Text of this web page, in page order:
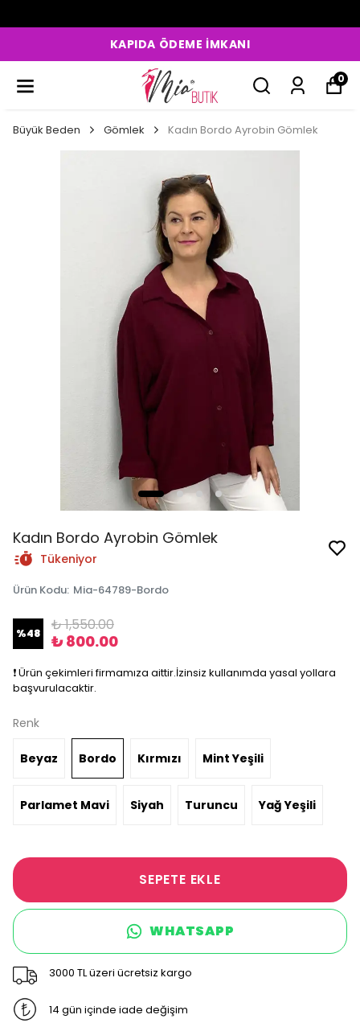
KAPIDA ÖDEME İMKANI
0
Büyük Beden Gömlek Kadın Bordo Ayrobin Gömlek
Kadın Bordo Ayrobin Gömlek
Tükeniyor
Ürün Kodu: Mia-64789-Bordo
%48 ₺ 1,550.00
₺ 800.00
❗️ Ürün çekimleri firmamıza aittir.İzinsiz kullanımda yasal yollara
başvurulacaktir.
Renk
Beyaz Bordo Kırmızı Mint Yeşili
Parlamet Mavi Siyah Turuncu Yağ Yeşili
SEPETE EKLE
WHATSAPP
3000 TL üzeri ücretsiz kargo
14 gün içinde iade değişim